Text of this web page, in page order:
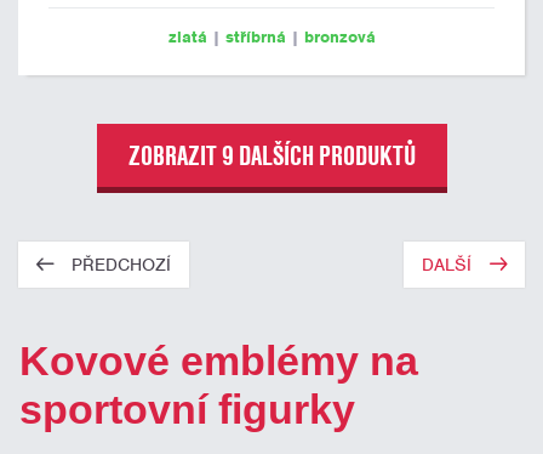
zlatá | stříbrná | bronzová
ZOBRAZIT 9 DALŠÍCH PRODUKTŮ
PŘEDCHOZÍ DALŠÍ
Kovové emblémy na
sportovní figurky